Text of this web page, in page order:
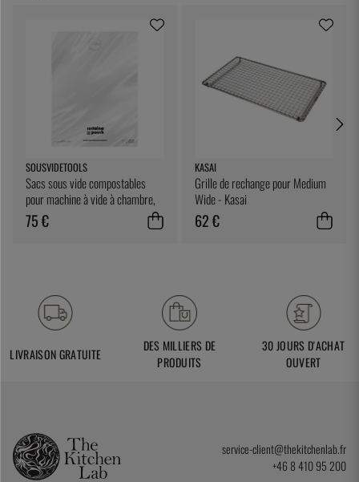
SOUSVIDETOOLS
Sacs sous vide compostables
pour machine à vide à chambre,
25 x 25 cm, paquet de 200 -
SousVideTools
75 €
KASAI
Grille de rechange pour Medium
Wide - Kasai
62 €
LIVRAISON GRATUITE
DES MILLIERS DE
PRODUITS
30 JOURS D'ACHAT
OUVERT
service-client@thekitchenlab.fr
+46 8 410 95 200